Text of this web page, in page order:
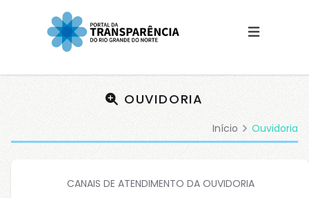
OUVIDORIA
Início Ouvidoria
CANAIS DE ATENDIMENTO DA OUVIDORIA